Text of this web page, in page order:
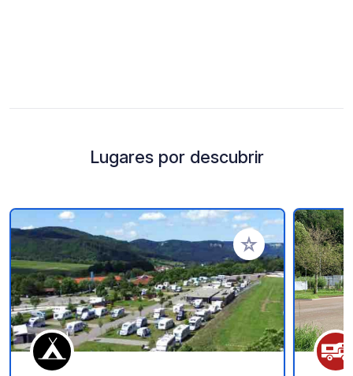
Lugares por descubrir
Añadir a tus